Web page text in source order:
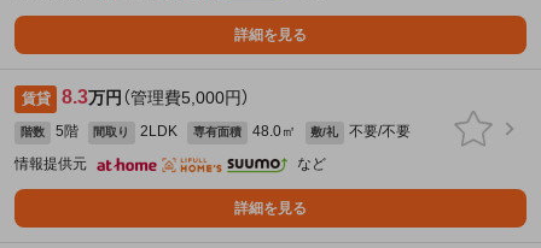
詳細を見る
賃貸 8.3万円 （管理費5,000円）
階数 5階 間取り 2LDK 専有面積 48.0㎡ 敷/礼
不要/不要
情報提供元
など
詳細を見る